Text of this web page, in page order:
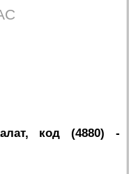
код (4880) -